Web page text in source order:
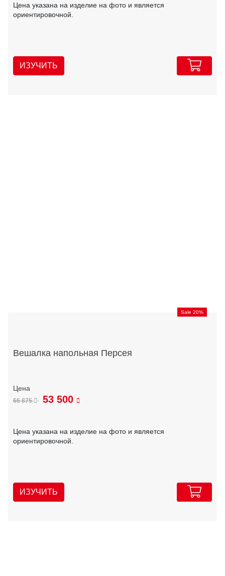
Цена указана на изделие на фото и является
ориентировочной.
ИЗУЧИТЬ
Sale 20%
Вешалка напольная Персея
66 875 53 500
Цена указана на изделие на фото и является
ориентировочной.
ИЗУЧИТЬ